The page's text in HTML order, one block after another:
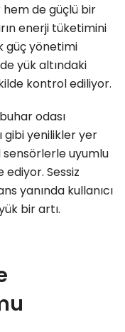
de güçlü bir
enerji tüketimini
güç yönetimi
yük altındaki
kontrol ediliyor.
odası
gibi yenilikler yer
sensörlerle uyumlu
ediyor. Sessiz
yanında kullanıcı
bir artı.